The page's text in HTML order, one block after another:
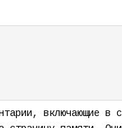
включающие в